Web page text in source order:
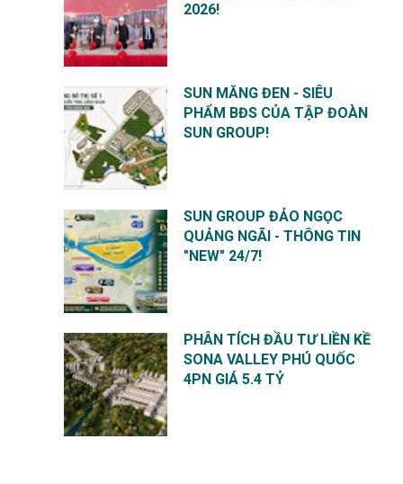
2026!
SUN MĂNG ĐEN - SIÊU
PHẨM BĐS CỦA TẬP ĐOÀN
SUN GROUP!
SUN GROUP ĐẢO NGỌC
QUẢNG NGÃI - THÔNG TIN
"NEW" 24/7!
PHÂN TÍCH ĐẦU TƯ LIỀN KỀ
SONA VALLEY PHÚ QUỐC
4PN GIÁ 5.4 TỶ